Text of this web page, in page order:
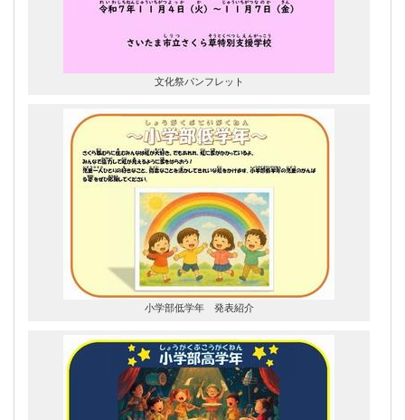
文化祭パンフレット
小学部低学年 発表紹介